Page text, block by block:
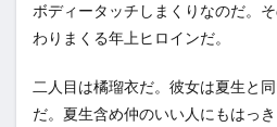
ボディータッチしまくりなのだ。
わりまくる年上ヒロインだ。
二人目は橘瑠衣だ。彼女は夏生と
だ。夏生含め仲のいい人にもはっ